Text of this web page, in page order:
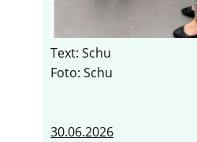
Text: Schu
Foto: Schu
30.06.2026